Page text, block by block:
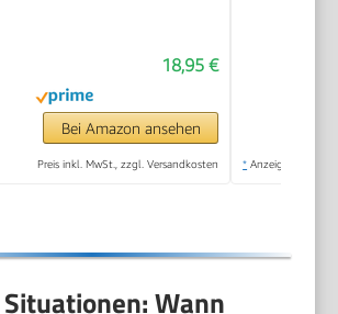
Fußpflege Pediküre
Set ohne Schleifen
mit Sofort-Effekt.
18,95 €
Bei Amazon ansehen
Preis inkl. MwSt., zzgl. Versandkosten * Anzeige
Wann